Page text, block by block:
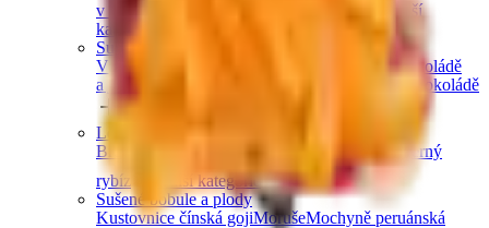
v čokoládě
Ostatní lyofilizované ovoce
Další
kategorie
Sušené ovoce v čokoládě
V hořké čokoládě
V bílé čokoládě
a jogurtu
Jablečné trubičky máčené v čokoládě
Další kategorie
Lesní ovoce
Brusinky a borůvky
Jahody Maliny OstružinyČerný
rybíz
Další kategorie
Sušené bobule a plody
Kustovnice čínská gojiMorušeMochyně peruánská